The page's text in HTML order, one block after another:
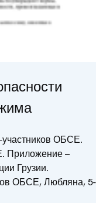
участников ОБСЕ.
Приложение –
Грузии.
ОБСЕ, Любляна, 5-